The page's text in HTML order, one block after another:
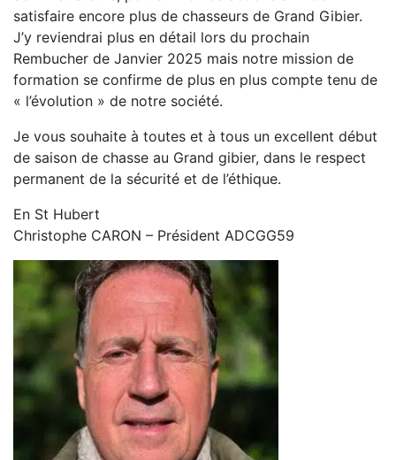
satisfaire encore plus de chasseurs de Grand Gibier.
J’y reviendrai plus en détail lors du prochain
Rembucher de Janvier 2025 mais notre mission de
formation se confirme de plus en plus compte tenu de
« l’évolution » de notre société.
Je vous souhaite à toutes et à tous un excellent début
de saison de chasse au Grand gibier, dans le respect
permanent de la sécurité et de l’éthique.
En St Hubert
Christophe CARON – Président ADCGG59